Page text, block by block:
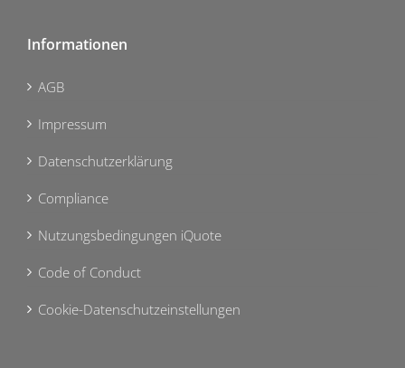
Informationen
AGB
Impressum
Datenschutzerklärung
Compliance
Nutzungsbedingungen iQuote
Code of Conduct
Cookie-Datenschutzeinstellungen